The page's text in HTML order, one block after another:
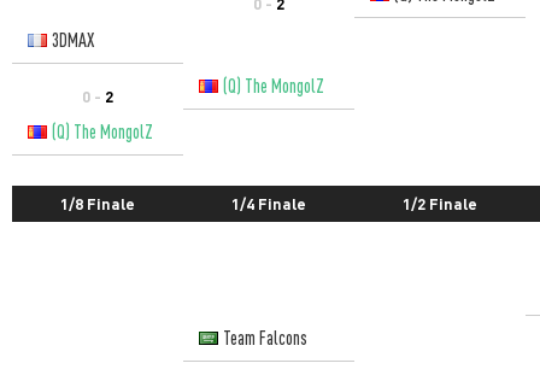
3DMAX
0 - 2
(Q) The MongolZ
(Q) The MongolZ
1/8 Finale 1/4 Finale 1/2 Finale
Team Falcons